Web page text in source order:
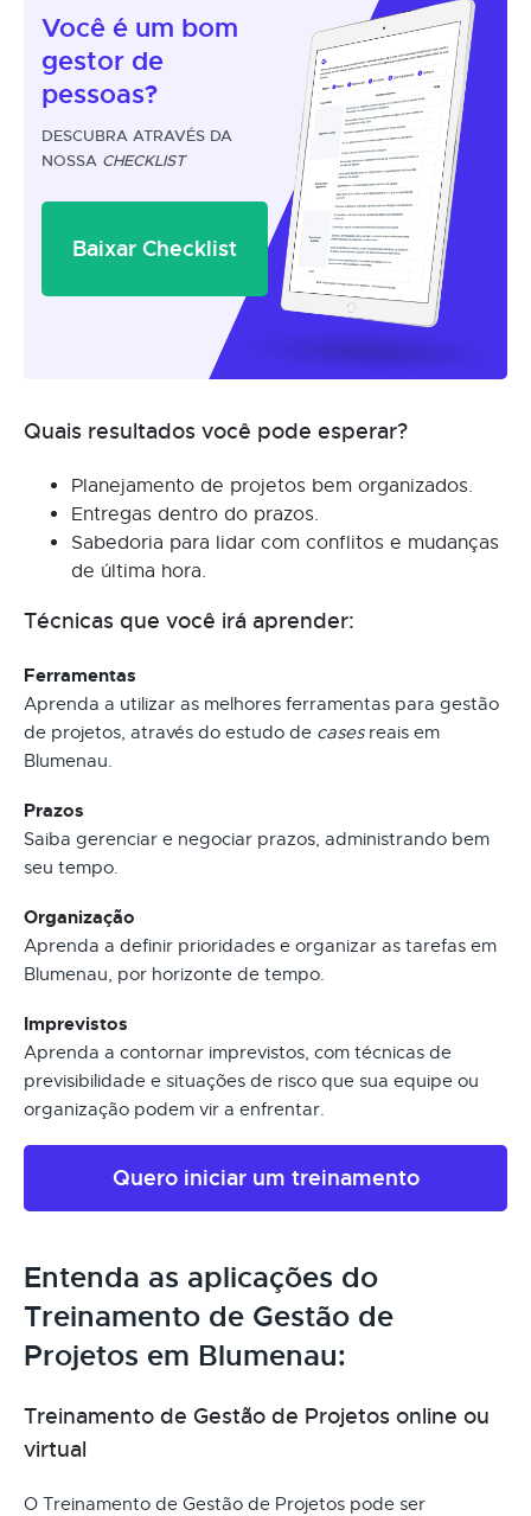
Você é um bom
gestor de
pessoas?
DESCUBRA ATRAVÉS DA
NOSSA CHECKLIST
Baixar Checklist
Quais resultados você pode esperar?
Planejamento de projetos bem organizados.
Entregas dentro do prazos.
Sabedoria para lidar com conflitos e mudanças
de última hora.
Técnicas que você irá aprender:
Ferramentas
Aprenda a utilizar as melhores ferramentas para gestão
de projetos, através do estudo de casesreais em
Blumenau.
Prazos
Saiba gerenciar e negociar prazos, administrando bem
seu tempo.
Organização
Aprenda a definir prioridades e organizar as tarefas em
Blumenau, por horizonte de tempo.
Imprevistos
Aprenda a contornar imprevistos, com técnicas de
previsibilidade e situações de risco que sua equipe ou
organização podem vir a enfrentar.
Quero iniciar um treinamento
Entenda as aplicações do
Treinamento de Gestão de
Projetos em Blumenau:
Treinamento de Gestão de Projetos online ou
virtual
O Treinamento de Gestão de Projetos pode ser